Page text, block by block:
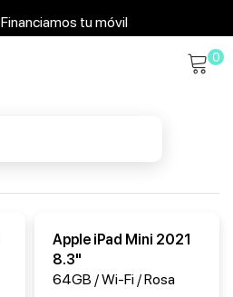
Financiamos tu móvil
0
Apple iPad Mini 2021
8.3"
64GB / Wi-Fi / Rosa